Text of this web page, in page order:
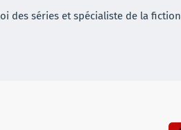
des séries et spécialiste de la fiction